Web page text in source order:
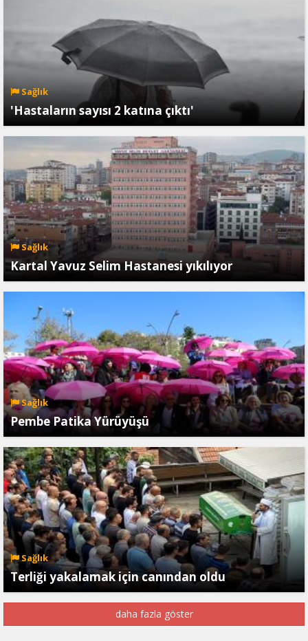
Sağlık
'Hastaların sayısı 2 katına çıktı'
Sağlık
Kartal Yavuz Selim Hastanesi yıkılıyor
Sağlık
Pembe Patika Yürüyüşü
Sağlık
Terliği yakalamak için canından oldu
daha fazla göster